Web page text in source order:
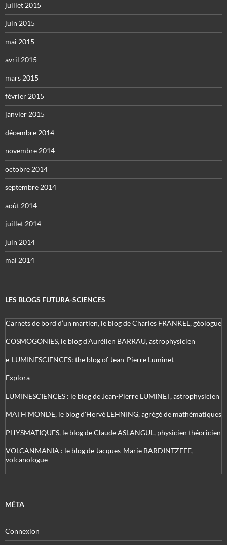
juillet 2015
juin 2015
mai 2015
avril 2015
mars 2015
février 2015
janvier 2015
décembre 2014
novembre 2014
octobre 2014
septembre 2014
août 2014
juillet 2014
juin 2014
mai 2014
LES BLOGS FUTURA-SCIENCES
Carnets de bord d’un martien, le blog de Charles FRANKEL, géologue
COSMOGONIES, le blog d'Aurélien BARRAU, astrophysicien
e-LUMINESCIENCES: the blog of Jean-Pierre Luminet
Explora
LUMINESCIENCES : le blog de Jean-Pierre LUMINET, astrophysicien
MATH'MONDE, le blog d'Hervé LEHNING, agrégé de mathématiques
PHYSMATIQUES, le blog de Claude ASLANGUL, physicien théoricien
VOLCANMANIA : le blog de Jacques-Marie BARDINTZEFF,
volcanologue
MÉTA
Connexion